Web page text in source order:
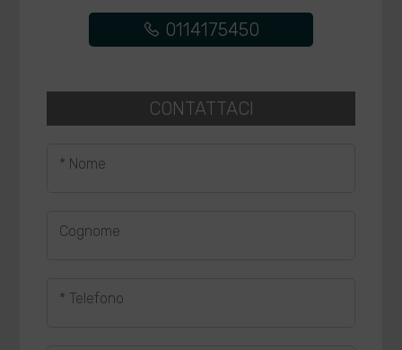
0114175450
CONTATTACI
* Nome
Cognome
* Telefono